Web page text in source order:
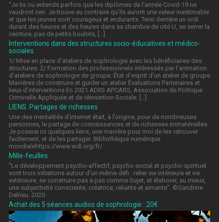
“Je lis ou entends parfois que les diplômes de l’année Covid-19 ne
vaudront rien. Je trouve au contraire qu’ils auront une valeur inestimable
et que les jeunes sont courageux et endurants. Tenir derrière un ordi
durant des heures et des heures dans sa chambre de cité U, se serrer la
ceinture, pas de petits boulots, […]
Interventions dans des structures socio-éducatives et médico-
sociales.
1/ Mise en place d’ateliers de sophrologie avec les bénéficiaires des
structures. 2/ Formation des professionnels intéressés par l’animation
d’ateliers de sophrologie de groupe. État d’esprit d’un atelier de groupe
Manières de construire et guider un atelier Évaluations Partenaires et
lieux d’interventions En 2021 ADIIS APCARS, Association de Politique
Criminelle Appliquée et de réinsertion Sociale. […]
LIENS. Partages de richesses
Une des mentalités d’internet était, à l’origine, pour de nombreuses
personnes, le partage de connaissances et de richesses immatérielles.
Je poserai ici quelques liens, une manière pour moi de les retrouver
facilement, et de les partager. Bibliothèque numérique
mondialehttps://www.wdl.org/fr/
Mille-feuilles
“Le développement psycho-affectif, psycho-social et psycho-spirituel
sont trois initiations autour d’un même défi : relier vie intérieure et vie
extérieure, se construire pas à pas comme Sujet, et élaborer, au mieux,
une subjectivité consciente, créatrice, reliante et aimante”. ©Sandrine
Delrieu. 2020
Achat des 5 séances audios de sophrologie : 20€